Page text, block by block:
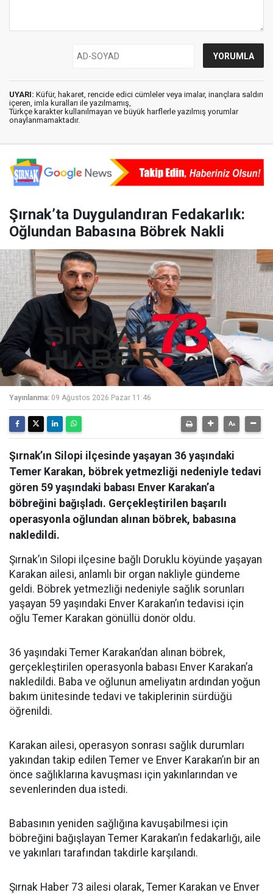
UYARI: Küfür, hakaret, rencide edici cümleler veya imalar, inançlara saldırı
içeren, imla kuralları ile yazılmamış,
Türkçe karakter kullanılmayan ve büyük harflerle yazılmış yorumlar
onaylanmamaktadır.
Şırnak’ta Duygulandıran Fedakarlık:
Oğlundan Babasına Böbrek Nakli
Yayınlanma: 09 Ağustos 2026 Pazar 11:46
Şırnak’ın Silopi ilçesinde yaşayan 36 yaşındaki
Temer Karakan, böbrek yetmezliği nedeniyle tedavi
gören 59 yaşındaki babası Enver Karakan’a
böbreğini bağışladı. Gerçekleştirilen başarılı
operasyonla oğlundan alınan böbrek, babasına
nakledildi.
Şırnak’ın Silopi ilçesine bağlı Doruklu köyünde yaşayan
Karakan ailesi, anlamlı bir organ nakliyle gündeme
geldi. Böbrek yetmezliği nedeniyle sağlık sorunları
yaşayan 59 yaşındaki Enver Karakan’ın tedavisi için
oğlu Temer Karakan gönüllü donör oldu.
36 yaşındaki Temer Karakan’dan alınan böbrek,
gerçekleştirilen operasyonla babası Enver Karakan’a
nakledildi. Baba ve oğlunun ameliyatın ardından yoğun
bakım ünitesinde tedavi ve takiplerinin sürdüğü
öğrenildi.
Karakan ailesi, operasyon sonrası sağlık durumları
yakından takip edilen Temer ve Enver Karakan’ın bir an
önce sağlıklarına kavuşması için yakınlarından ve
sevenlerinden dua istedi.
Babasının yeniden sağlığına kavuşabilmesi için
böbreğini bağışlayan Temer Karakan’ın fedakarlığı, aile
ve yakınları tarafından takdirle karşılandı.
Şırnak Haber 73 ailesi olarak, Temer Karakan ve Enver